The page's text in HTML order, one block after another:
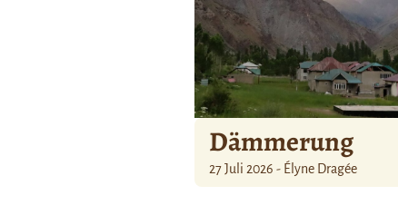
Dämmerung
27 Juli 2026 - Élyne Dragée